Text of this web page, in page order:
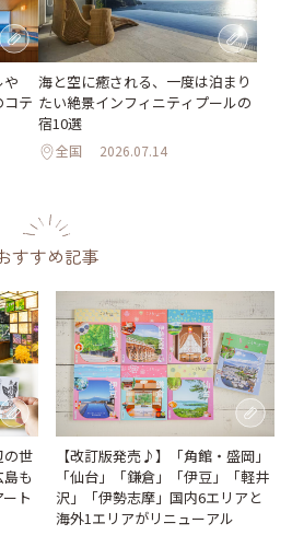
テ
海と空に癒される、一度は泊まり
たい絶景インフィニティプールの
宿10選
全国 2026.07.14
すすめ記事
の世
も
ト
【改訂版発売♪】「角館・盛岡」
「仙台」「鎌倉」「伊豆」「軽井
沢」「伊勢志摩」国内6エリアと
海外1エリアがリニューアル